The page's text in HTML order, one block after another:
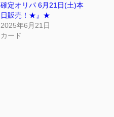
確定オリパ 6月21日(土)本
日販売！★』★
2025年6月21日
カード